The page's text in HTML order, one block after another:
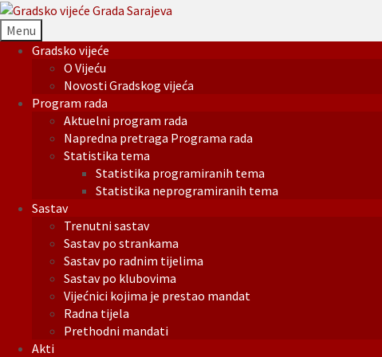
Menu
Gradsko vijeće
O Vijeću
Novosti Gradskog vijeća
Program rada
Aktuelni program rada
Napredna pretraga Programa rada
Statistika tema
Statistika programiranih tema
Statistika neprogramiranih tema
Sastav
Trenutni sastav
Sastav po strankama
Sastav po radnim tijelima
Sastav po klubovima
Vijećnici kojima je prestao mandat
Radna tijela
Prethodni mandati
Akti